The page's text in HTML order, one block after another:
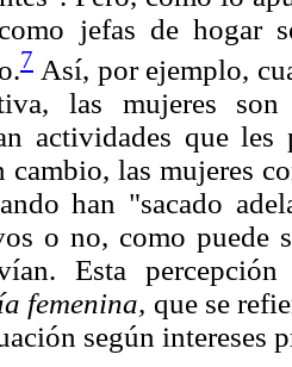
jefas de hogar
7 Así, por ejemplo,
las mujeres
actividades que les
cambio, las mujeres
han "sacado
o no, como puede
Esta
femenina, que se
según